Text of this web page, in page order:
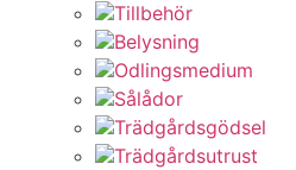
Tillbehör
Belysning
Odlingsmedium
Sålådor
Trädgårdsgödsel
Trädgårdsutrust